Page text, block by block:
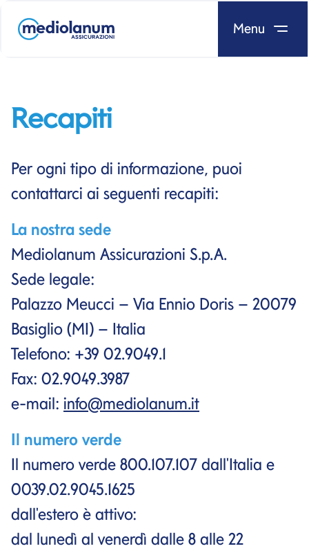
Salta al contenuto
Menu
Recapiti
Per ogni tipo di informazione, puoi
contattarci ai seguenti recapiti:
La nostra sede
Mediolanum Assicurazioni S.p.A.
Sede legale:
Palazzo Meucci – Via Ennio Doris – 20079
Basiglio (MI) – Italia
Telefono: +39 02.9049.1
Fax: 02.9049.3987
e-mail: info@mediolanum.it
Il numero verde
Il numero verde 800.107.107 dall'Italia e
0039.02.9045.1625
dall'estero è attivo:
dal lunedì al venerdì dalle 8 alle 22